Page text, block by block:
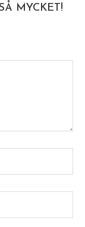
MYCKET!